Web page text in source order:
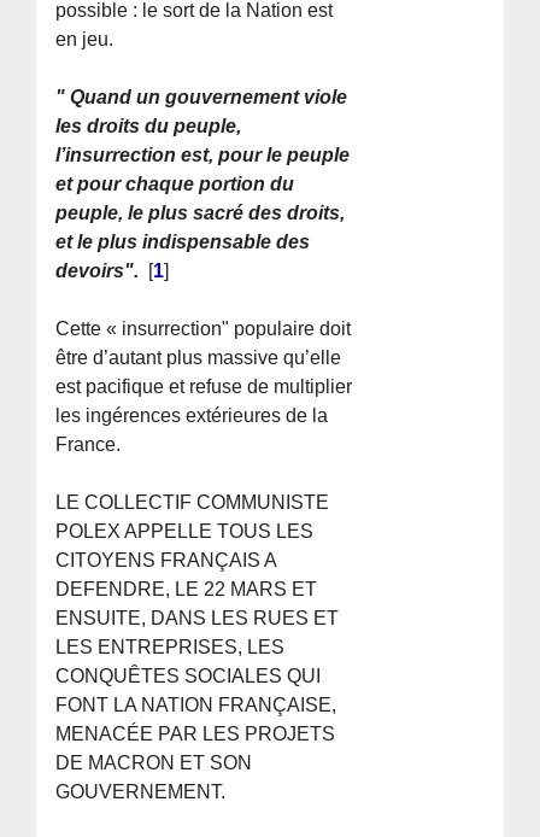
possible : le sort de la Nation est
en jeu.
" Quand un gouvernement viole
les droits du peuple,
l’insurrection est, pour le peuple
et pour chaque portion du
peuple, le plus sacré des droits,
et le plus indispensable des
devoirs".
[1]
Cette « insurrection" populaire doit
être d’autant plus massive qu’elle
est pacifique et refuse de multiplier
les ingérences extérieures de la
France.
LE COLLECTIF COMMUNISTE
POLEX APPELLE TOUS LES
CITOYENS FRANÇAIS A
DEFENDRE, LE 22 MARS ET
ENSUITE, DANS LES RUES ET
LES ENTREPRISES, LES
CONQUÊTES SOCIALES QUI
FONT LA NATION FRANÇAISE,
MENACÉE PAR LES PROJETS
DE MACRON ET SON
GOUVERNEMENT.